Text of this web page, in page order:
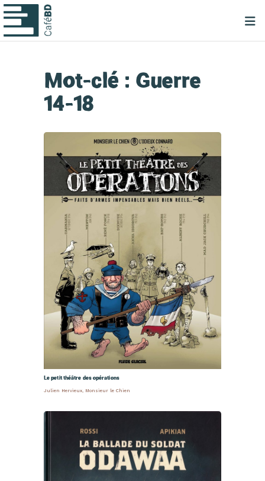
Mot-clé : Guerre
14-18
Le petit théâtre des opérations
Julien Hervieux, Monsieur le Chien